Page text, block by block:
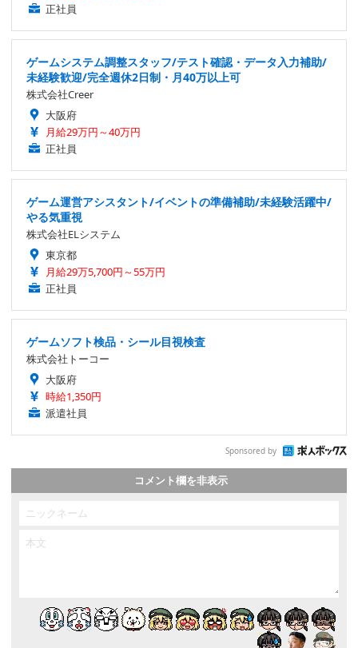
正社員
ゲームシステム調整スタッフ/テスト確認・データ入力補助/
未経験歓迎/完全週休2日制・月40万以上可
株式会社Creer
大阪府
月給29万円～40万円
正社員
ゲーム運営アシスタント/イベントの準備補助/未経験活躍中/
やる気重視
株式会社ELシステム
東京都
月給29万5,700円～55万円
正社員
ゲームソフト検品・シール目視検査
株式会社トーコー
大阪府
時給1,350円
派遣社員
Sponsored by
コメント欄を非表示